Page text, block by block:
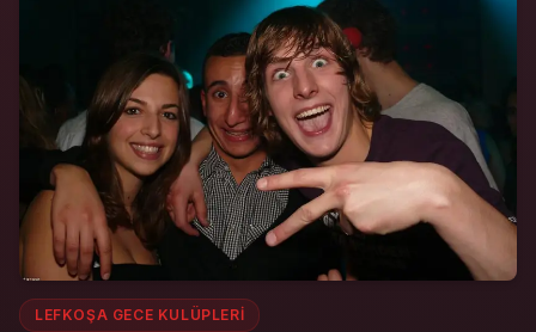
LEFKOŞA GECE KULÜPLERI